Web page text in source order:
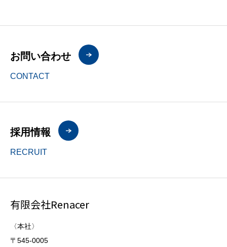
お問い合わせ
CONTACT
採用情報
RECRUIT
有限会社Renacer
〈本社〉
〒545-0005